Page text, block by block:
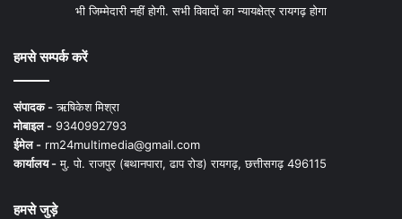
भी जिम्मेदारी नहीं होगी. सभी विवादों का न्यायक्षेत्र रायगढ़ होगा
हमसे सम्पर्क करें
संपादक -ऋषिकेश मिश्रा
मोबाइल - 9340992793
ईमेल - rm24multimedia@gmail.com
कार्यालय -मु. पो. राजपुर (बथानपारा, ढाप रोड) रायगढ़, छत्तीसगढ़ 496115
हमसे जुड़े